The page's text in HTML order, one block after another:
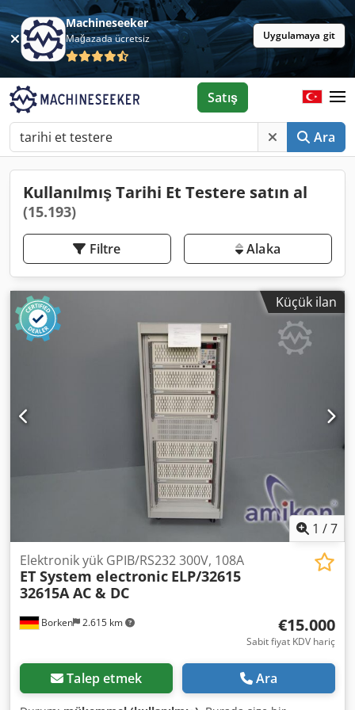
Machineseeker
Mağazada ücretsiz Uygulamaya git
Ara
Satış
Kullanılmış Tarihi Et Testere satın al
(15.193)
Filtre Alaka
Küçük ilan
1 /7
Borken 2.615 km
Elektronik yük GPIB/RS232 300V, 108A
ET System electronic ELP/32615
32615A AC & DC
€15.000
Sabit fiyat KDV hariç
Talep etmek Ara